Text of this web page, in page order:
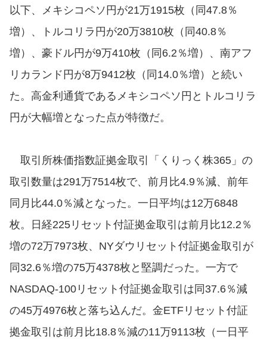
以下、メキシコペソ円が21万1915枚（同47.8％
増）、トルコリラ円が20万3810枚（同40.8％
増）、豪ドル円が9万410枚（同6.2％増）、南アフ
リカランド円が8万9412枚（同14.0％増）と続い
た。高金利通貨であるメキシコペソ円とトルコリラ
円が大幅増となった点が特徴だ。
取引所株価指数証拠金取引「くりっく株365」の
取引数量は291万7514枚で、前月比4.9％減、前年
同月比44.0％減となった。一日平均は12万6848
枚。日経225リセット付証拠金取引は前月比12.2％
増の72万7973枚、NYダウリセット付証拠金取引が
同32.6％増の75万4378枚と堅調だった。一方で
NASDAQ-100リセット付証拠金取引は同37.6％減
の45万4976枚と落ち込んだ。金ETFリセット付証
拠金取引は前月比18.8％減の11万9113枚（一日平